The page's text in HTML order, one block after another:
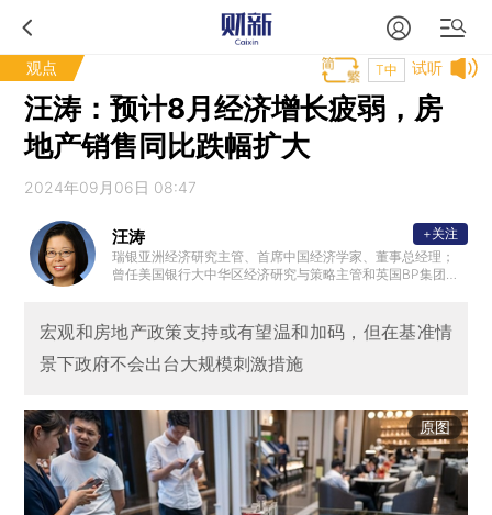
观点 试听
T中
汪涛：预计8月经济增长疲弱，房
地产销售同比跌幅扩大
2024年09月06日 08:47
汪涛
瑞银亚洲经济研究主管、首席中国经济学家、董事总经理；
曾任美国银行大中华区经济研究与策略主管和英国BP集团首
位。
+关注
宏观和房地产政策支持或有望温和加码，但在基准情
景下政府不会出台大规模刺激措施
原图